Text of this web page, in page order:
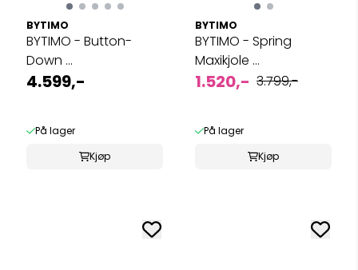
BYTIMO
BYTIMO - Button-
Down ...
4.599,-
På lager
Kjøp
BYTIMO
BYTIMO - Spring
Maxikjole ...
1.520,- 3.799,-
På lager
Kjøp